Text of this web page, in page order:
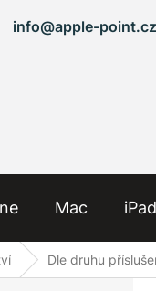
info@apple-point.cz
Mac iPad
Dle druhu